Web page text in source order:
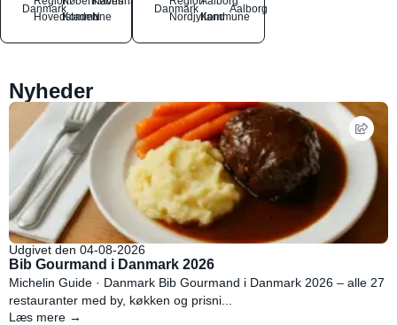
Danmark
Hovedstaden
Kommune
N
Danmark
NordjyllandKommune
Aalborg
Nyheder
Udgivet den 04-08-2026
Bib Gourmand i Danmark 2026
Michelin Guide · Danmark Bib Gourmand i Danmark 2026 – alle 27
restauranter med by, køkken og prisni...
Læs mere →